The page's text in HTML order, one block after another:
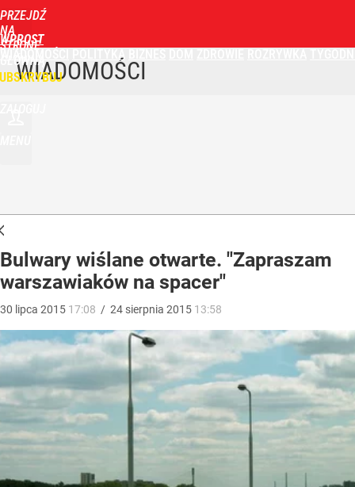
PRZEJDŹ
NA
STRONĘ
GŁÓWNĄ
WPROST
POLITYKA
WIADOMOŚCI
Bulwary wiślane otwarte. "Zapraszam
warszawiaków na spacer"
30 lipca 2015 17:08 / 24 sierpnia 2015 13:58